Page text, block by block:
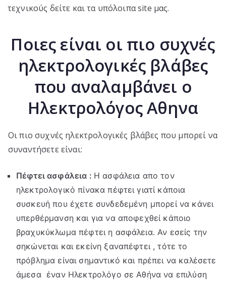
τεχνικούς δείτε και τα υπόλοιπα site μας.
Ποιες είναι οι πιο συχνές
ηλεκτρολογικές βλάβες
που αναλαμβάνει ο
Ηλεκτρολόγος Αθηνα
Οι πιο συχνές ηλεκτρολογικές βλάβες που μπορεί να
συναντήσετε είναι:
Πέφτει ασφάλεια : Η ασφάλεια απο τον
ηλεκτρολογικό πίνακα πέφτει γιατί κάποια
συσκευή που έχετε συνδεδεμένη μπορεί να κάνει
υπερθέρμανση και για να αποφεχθεί κάποιο
βραχυκύκλωμα πέφτει η ασφάλεια. Αν εσείς την
σηκώνεται και εκείνη ξαναπέφτει , τότε το
πρόβλημα είναι σημαντικό και πρέπει να καλέσετε
άμεσα έναν Ηλεκτρολόγο σε Αθήνα να επιλύση